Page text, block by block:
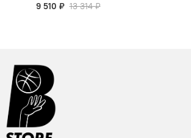
9 510 ₽ 13 314 ₽